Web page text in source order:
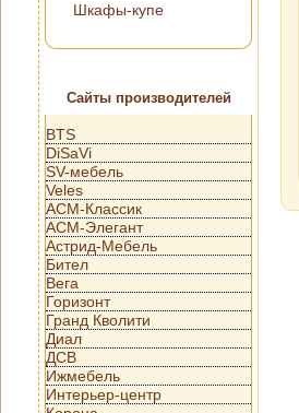
Шкафы-купе
Сайты производителей
BTS
DiSaVi
SV-мебель
Veles
АСМ-Классик
АСМ-Элегант
Астрид-Мебель
Бител
Вега
Горизонт
Гранд Кволити
Диал
ДСВ
Ижмебель
Интерьер-центр